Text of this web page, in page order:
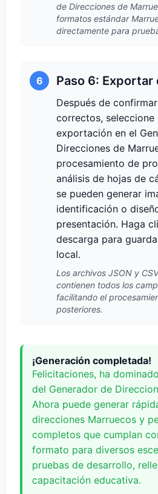
de Direcciones de
formatos estándar
directamente para
6 Paso 6: Exportar
Después de
correctos,
exportación en el
Direcciones de
procesamiento de
análisis de hojas de
se pueden generar
identificación o
presentación. Haga
descarga para
local.
Los archivos JSON y
contienen todos los
facilitando el
posteriores.
¡Generación completada!
Felicitaciones, ha
del Generador de
Ahora puede generar
direcciones Marruecos y
completos que cumplan
formato para diversos
pruebas de desarrollo,
capacitación educativa.